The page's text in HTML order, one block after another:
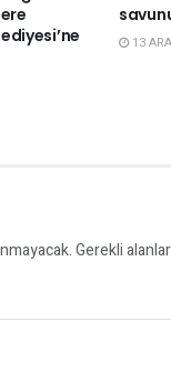
13
Gerekli alanlar